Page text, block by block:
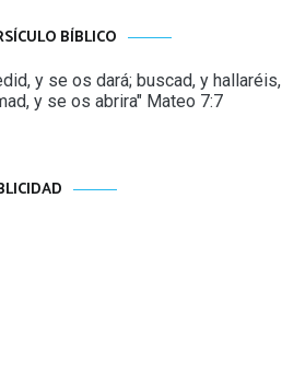
BÍBLICO
y se os dará; buscad, y hallaréis,
y se os abrira" Mateo 7:7